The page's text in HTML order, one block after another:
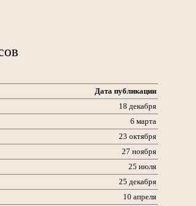
Дата публикации
18 декабря
6 марта
23 октября
27 ноября
25 июля
25 декабря
10 апреля